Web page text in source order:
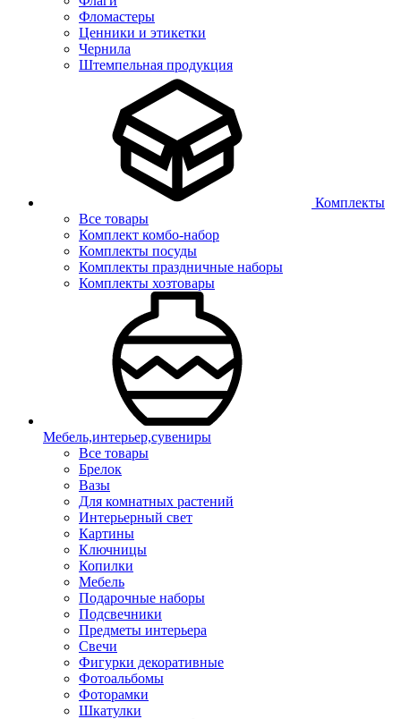
Фломастеры
Ценники и этикетки
Чернила
Штемпельная продукция
Комплекты
Все товары
Комплект комбо-набор
Комплекты посуды
Комплекты праздничные наборы
Комплекты хозтовары
Мебель,интерьер,сувениры
Все товары
Брелок
Вазы
Для комнатных растений
Интерьерный свет
Картины
Ключницы
Копилки
Мебель
Подарочные наборы
Подсвечники
Предметы интерьера
Свечи
Фигурки декоративные
Фотоальбомы
Фоторамки
Шкатулки